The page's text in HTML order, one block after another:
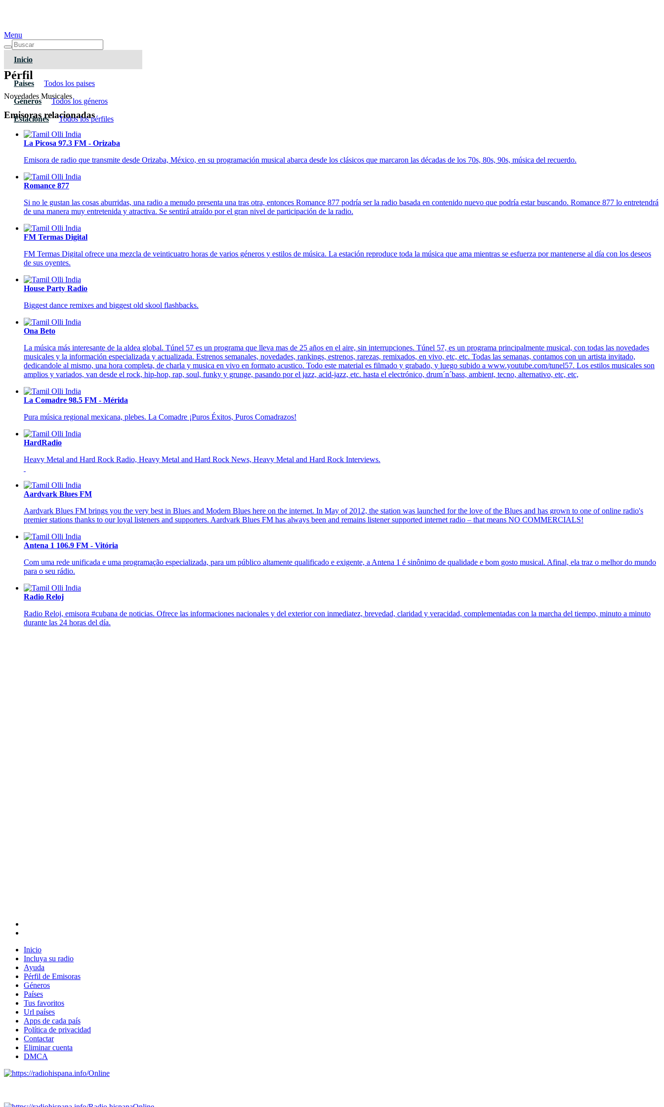
Menu
Inicio
Paises Todos los paises
Géneros Todos los géneros
Estaciones Todos los pérfiles
Pérfil
Novedades Musicales
Emisoras relacionadas
La Picosa 97.3 FM - Orizaba
Emisora de radio que transmite desde Orizaba, México, en su programación musical abarca desde los clásicos que marcaron las décadas de los 70s, 80s, 90s, música del recuerdo.
Romance 877
Si no le gustan las cosas aburridas, una radio a menudo presenta una tras otra, entonces Romance 877 podría ser la radio basada en contenido nuevo que podría estar buscando. Romance 877 lo entretendrá
de una manera muy entretenida y atractiva. Se sentirá atraído por el gran nivel de participación de la radio.
FM Termas Digital
FM Termas Digital ofrece una mezcla de veinticuatro horas de varios géneros y estilos de música. La estación reproduce toda la música que ama mientras se esfuerza por mantenerse al día con los deseos
de sus oyentes.
House Party Radio
Biggest dance remixes and biggest old skool flashbacks.
Ona Beto
La música más interesante de la aldea global. Túnel 57 es un programa que lleva mas de 25 años en el aire, sin interrupciones. Túnel 57, es un programa principalmente musical, con todas las novedades
musicales y la información especializada y actualizada. Estrenos semanales, novedades, rankings, estrenos, rarezas, remixados, en vivo, etc, etc. Todas las semanas, contamos con un artista invitado,
dedicandole al mismo, una hora completa, de charla y musica en vivo en formato acustico. Todo este material es filmado y grabado, y luego subido a www.youtube.com/tunel57. Los estilos musicales son
amplios y variados, van desde el rock, hip-hop, rap, soul, funky y grunge, pasando por el jazz, acid-jazz, etc. hasta el electrónico, drum´n´bass, ambient, tecno, alternativo, etc, etc,
La Comadre 98.5 FM - Mérida
Pura música regional mexicana, plebes. La Comadre ¡Puros Éxitos, Puros Comadrazos!
HardRadio
Heavy Metal and Hard Rock Radio, Heavy Metal and Hard Rock News, Heavy Metal and Hard Rock Interviews.
Aardvark Blues FM
Aardvark Blues FM brings you the very best in Blues and Modern Blues here on the internet. In May of 2012, the station was launched for the love of the Blues and has grown to one of online radio's
premier stations thanks to our loyal listeners and supporters. Aardvark Blues FM has always been and remains listener supported internet radio – that means NO COMMERCIALS!
Antena 1 106.9 FM - Vitória
Com uma rede unificada e uma programação especializada, para um público altamente qualificado e exigente, a Antena 1 é sinônimo de qualidade e bom gosto musical. Afinal, ela traz o melhor do mundo
para o seu rádio.
Radio Reloj
Radio Reloj, emisora #cubana de noticias. Ofrece las informaciones nacionales y del exterior con inmediatez, brevedad, claridad y veracidad, complementadas con la marcha del tiempo, minuto a minuto
durante las 24 horas del día.
Inicio
Incluya su radio
Ayuda
Pérfil de Emisoras
Géneros
Países
Tus favoritos
Url países
Apps de cada país
Política de privacidad
Contactar
Eliminar cuenta
DMCA
Online